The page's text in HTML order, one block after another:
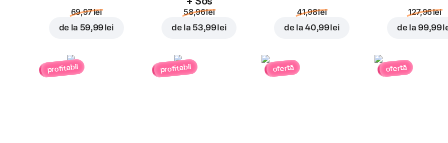
69,97 lei
de la 59,99 lei
58,96 lei
de la 53,99 lei
41,98 lei
de la40,99 lei
127,96 lei
de la 99,99
profitabil profitabil ofertă ofertă